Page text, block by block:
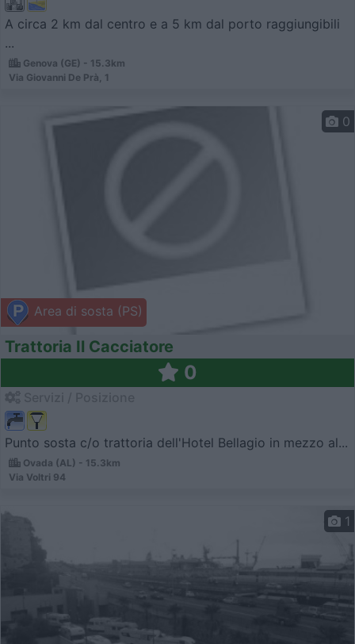
A circa 2 km dal centro e a 5 km dal porto raggiungibili
...
Genova (GE) - 15.3km
Via Giovanni De Prà, 1
Area di sosta (PS)
0
Trattoria Il Cacciatore
0
Punto sosta c/o trattoria dell'Hotel Bellagio in mezzo al...
Ovada (AL) - 15.3km
Via Voltri 94
1